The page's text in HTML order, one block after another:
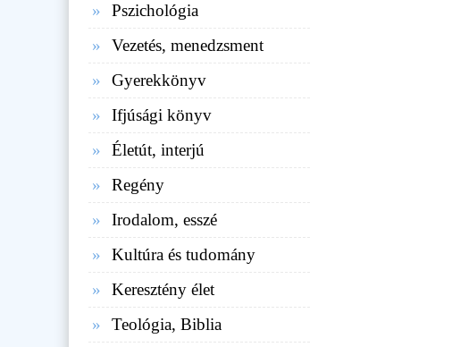
Pszichológia
Vezetés, menedzsment
Gyerekkönyv
Ifjúsági könyv
Életút, interjú
Regény
Irodalom, esszé
Kultúra és tudomány
Keresztény élet
Teológia, Biblia